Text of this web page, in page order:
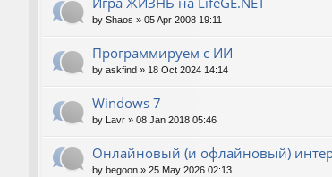
by Shaos » 05 Apr 2008 19:11
Программируем с ИИ
by askfind » 18 Oct 2024 14:14
Windows 7
by Lavr » 08 Jan 2018 05:46
Онлайновый (и офлайновый)
by begoon » 25 May 2026 02:13